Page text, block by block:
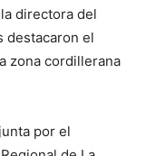
directora del
destacaron el
zona cordillerana
por el